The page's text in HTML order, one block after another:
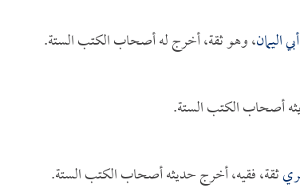
أبي اليمان، وهو ثقة، أخرج له أصحاب الكتب الستة.
أصحاب الكتب الستة.
ثقة، فقيه، أخرج حديثه أصحاب الكتب الستة.